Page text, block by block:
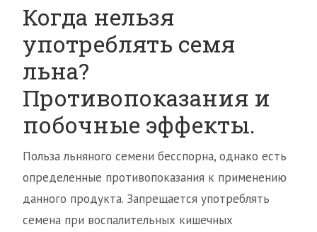
Когда нельзя
употреблять семя
льна?
Противопоказания и
побочные эффекты.
Польза льняного семени бесспорна, однако есть
определенные противопоказания к применению
данного продукта. Запрещается употреблять
семена при воспалительных кишечных